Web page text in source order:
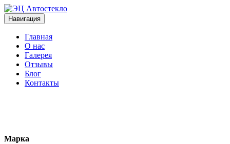
Навигация
Главная
О нас
Галерея
Отзывы
Блог
Контакты
Марка